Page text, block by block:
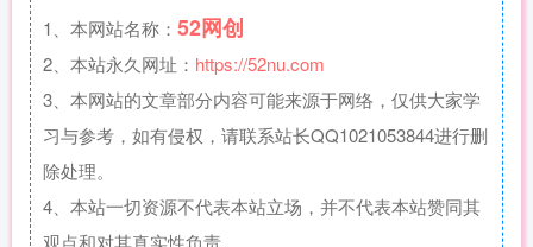
1、本网站名称： 52网创
2、本站永久网址： https://52nu.com
3、本网站的文章部分内容可能来源于网络，仅供大家学
习与参考，如有侵权，请联系站长QQ1021053844进行删
除处理。
4、本站一切资源不代表本站立场，并不代表本站赞同其